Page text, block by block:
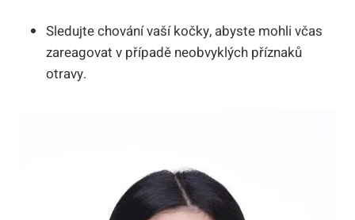
Sledujte chování vaší kočky, abyste mohli včas
zareagovat v případě neobvyklých příznaků
otravy.